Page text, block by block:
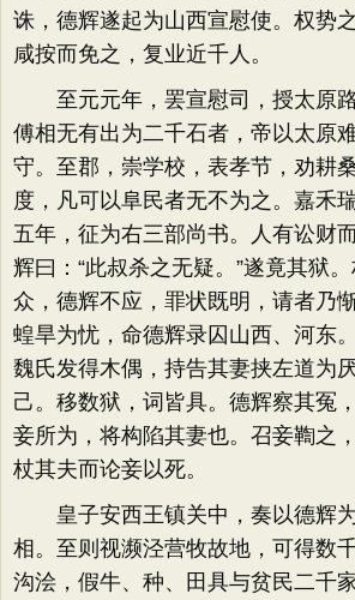
诛，德辉遂起为山西宣慰使。权势
咸按而免之，复业近千人。
至元元年，罢宣慰司，授太原
傅相无有出为二千石者，帝以太原
守。至郡，崇学校，表孝节，劝耕
度，凡可以阜民者无不为之。嘉禾
五年，征为右三部尚书。人有讼财
辉曰：“此叔杀之无疑。”遂竟其狱
众，德辉不应，罪状既明，请者乃
蝗旱为忧，命德辉录囚山西、河东
魏氏发得木偶，持告其妻挟左道为
己。移数狱，词皆具。德辉察其冤
妾所为，将构陷其妻也。召妾鞫之
杖其夫而论妾以死。
皇子安西王镇关中，奏以德辉
相。至则视濒泾营牧故地，可得数
沟浍，假牛、种、田具与贫民二千